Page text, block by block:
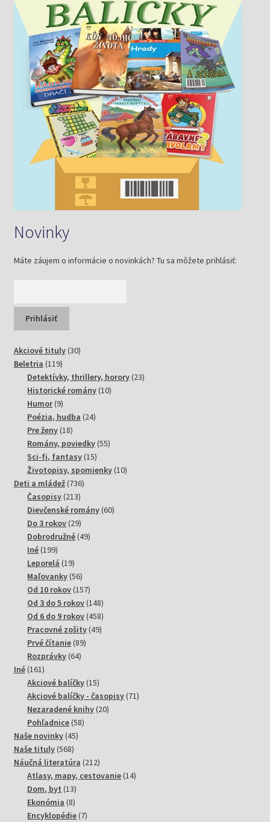
Novinky
Máte záujem o informácie o novinkách? Tu sa môžete prihlásiť:
Akciové tituly 3030
Beletria 119119
produktov
Detektívky, thrillery, horory 2323
Historické romány 1010
Humor 99
produktov
Poézia, hudba 2424
Pre ženy 1818
produktov
Romány, poviedky 5555
Sci-fi, fantasy 1515
produktov
Životopisy, spomienky 1010
Deti a mládež 736736
Časopisy 213213
produktov
Dievčenské romány 6060
Do 3 rokov 2929
produktov
Dobrodružné 4949
Iné 199199
produktov
Leporelá 1919
produktov
Maľovanky 5656
produktov
Od 10 rokov 157157
produktov
Od 3 do 5 rokov 148148
produktov
Od 6 do 9 rokov 458458
produktov
Pracovné zošity 4949
Prvé čítanie 8989
Rozprávky 6464
Iné 161161
produktov
Akciové balíčky 1515
produktov
Akciové balíčky - časopisy 7171
Nezaradené knihy 2020
Pohľadnice 5858
Naše novinky 4545
Naše tituly 568568
produktov
Náučná literatúra 212212
produktov
Atlasy, mapy, cestovanie 1414
Dom, byt 1313
produktov
Ekonómia 88
produktov
Encyklopédie 77